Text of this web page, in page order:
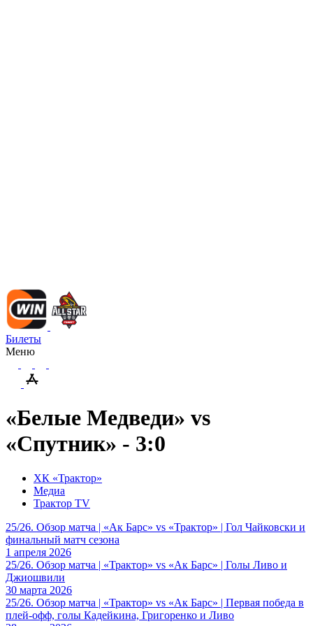
Билеты
Меню
«Белые Медведи» vs
«Спутник» - 3:0
ХК «Трактор»
Медиа
Трактор TV
25/26. Обзор матча | «Ак Барс» vs «Трактор» | Гол Чайковски и
финальный матч сезона
1 апреля 2026
25/26. Обзор матча | «Трактор» vs «Ак Барс» | Голы Ливо и
Джиошвили
30 марта 2026
25/26. Обзор матча | «Трактор» vs «Ак Барс» | Первая победа в
плей-офф, голы Кадейкина, Григоренко и Ливо